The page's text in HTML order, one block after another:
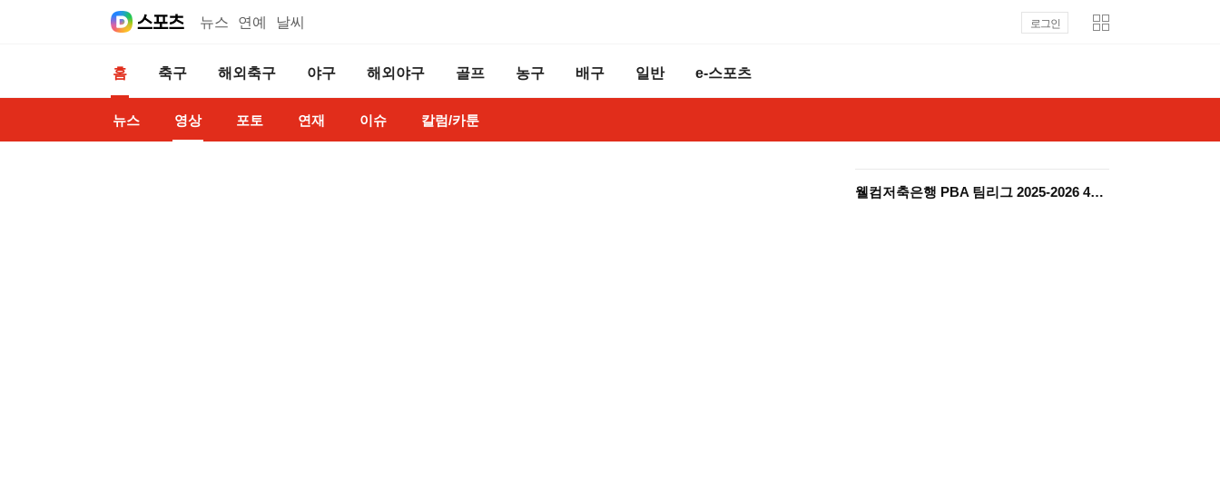
뉴스 연예 날씨 로그인
홈 축구 해외축구 야구 해외야구 골프 농구 배구 일반 e-스포츠
뉴스 영상 포토 연재 이슈 칼럼/카툰
웰컴저축은행 PBA 팀리그 2025-2026 4R Part 1